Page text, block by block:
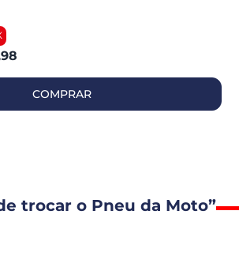
COMPRAR
trocar o Pneu da Moto”